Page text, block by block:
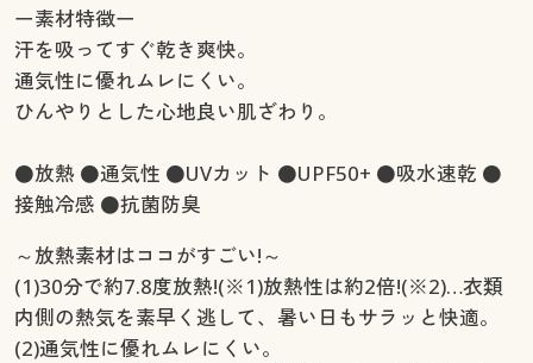
ー素材特徴ー
汗を吸ってすぐ乾き爽快。
通気性に優れムレにくい。
ひんやりとした心地良い肌ざわり。
●放熱 ●通気性 ●UVカット ●UPF50+ ●吸水速乾 ●
接触冷感 ●抗菌防臭
～放熱素材はココがすごい!～
(1)30分で約7.8度放熱!(※1)放熱性は約2倍!(※2)…衣類
内側の熱気を素早く逃して、暑い日もサラッと快適。
(2)通気性に優れムレにくい。